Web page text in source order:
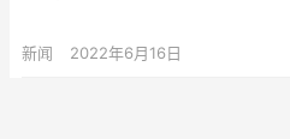
新闻 2022年6月16日